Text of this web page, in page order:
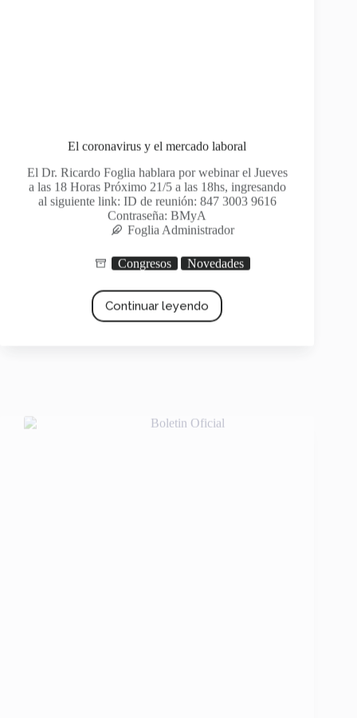
a las 18 Horas Próximo 21/5 a las 18hs, ingresando
al siguiente link: ID de reunión: 847 3003 9616
Contraseña: BMyA
Foglia Administrador
Continuar leyendo